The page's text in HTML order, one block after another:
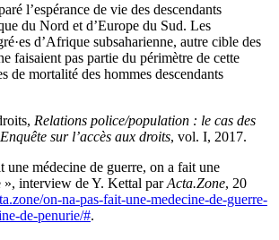
l’espérance de vie des descendants
du Nord et d’Europe du Sud. Les
d’Afrique subsaharienne, autre cible des
faisaient pas partie du périmètre de cette
de mortalité des hommes descendants
Relations police/population : le cas des
sur l’accès aux droits, vol. I, 2017.
une médecine de guerre, on a fait une
», interview de Y. Kettal parActa.Zone, 20
on-na-pas-fait-une-medecine-de-guerre-
de-penurie/#.